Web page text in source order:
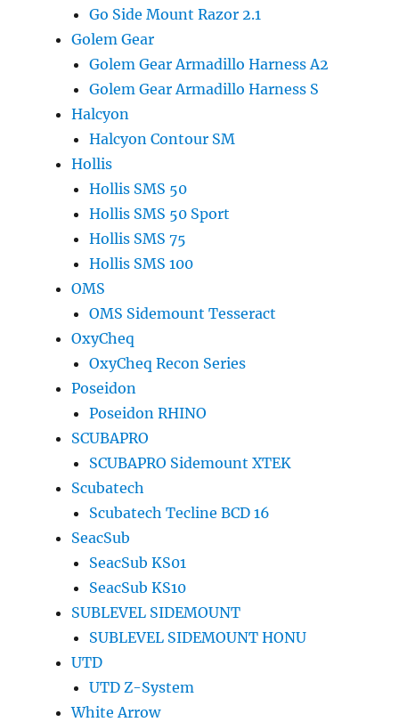
Go Side Mount Razor 2.1
Golem Gear
Golem Gear Armadillo Harness A2
Golem Gear Armadillo Harness S
Halcyon
Halcyon Contour SM
Hollis
Hollis SMS 50
Hollis SMS 50 Sport
Hollis SMS 75
Hollis SMS 100
OMS
OMS Sidemount Tesseract
OxyCheq
OxyCheq Recon Series
Poseidon
Poseidon RHINO
SCUBAPRO
SCUBAPRO Sidemount XTEK
Scubatech
Scubatech Tecline BCD 16
SeacSub
SeacSub KS01
SeacSub KS10
SUBLEVEL SIDEMOUNT
SUBLEVEL SIDEMOUNT HONU
UTD
UTD Z-System
White Arrow